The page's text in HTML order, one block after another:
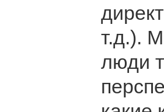
т.д.).
люди